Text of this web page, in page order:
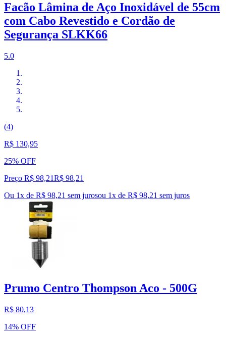
Facão Lâmina de Aço Inoxidável de 55cm
com Cabo Revestido e Cordão de
Segurança SLKK66
5.0
(4)
R$ 130,95
25% OFF
Preço R$ 98,21R$ 98,21
Ou 1x de R$ 98,21 sem jurosou 1x de R$ 98,21 sem juros
Prumo Centro Thompson Aco - 500G
R$ 80,13
14% OFF